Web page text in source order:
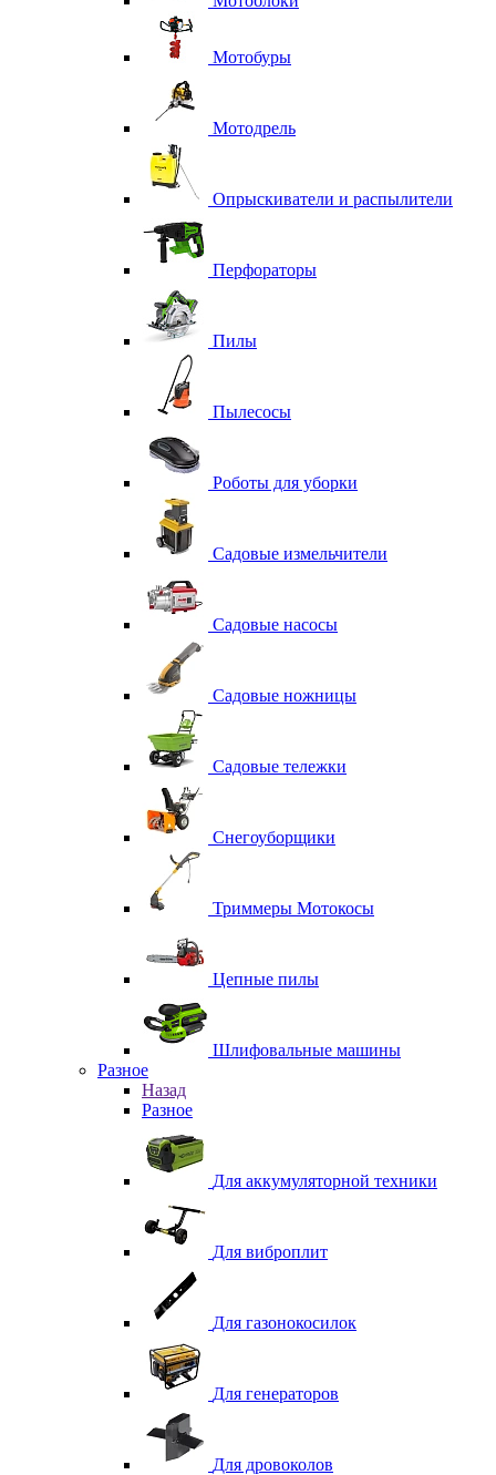
Мотобуры
Мотодрель
Опрыскиватели и распылители
Перфораторы
Пилы
Пылесосы
Роботы для уборки
Садовые измельчители
Садовые насосы
Садовые ножницы
Садовые тележки
Снегоуборщики
Триммеры Мотокосы
Цепные пилы
Шлифовальные машины
Разное
Назад
Разное
Для аккумуляторной техники
Для виброплит
Для газонокосилок
Для генераторов
Для дровоколов